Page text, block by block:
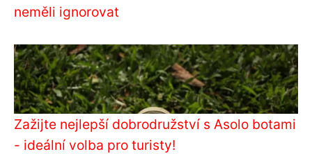
neměli ignorovat
Zažijte nejlepší dobrodružství s Asolo botami
- ideální volba pro turisty!